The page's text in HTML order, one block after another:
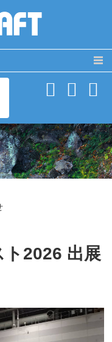
取扱説明書
MANUAL
MOVIE
お問い合わせ
CONTACT
2026 出展
ベント
2026 出展